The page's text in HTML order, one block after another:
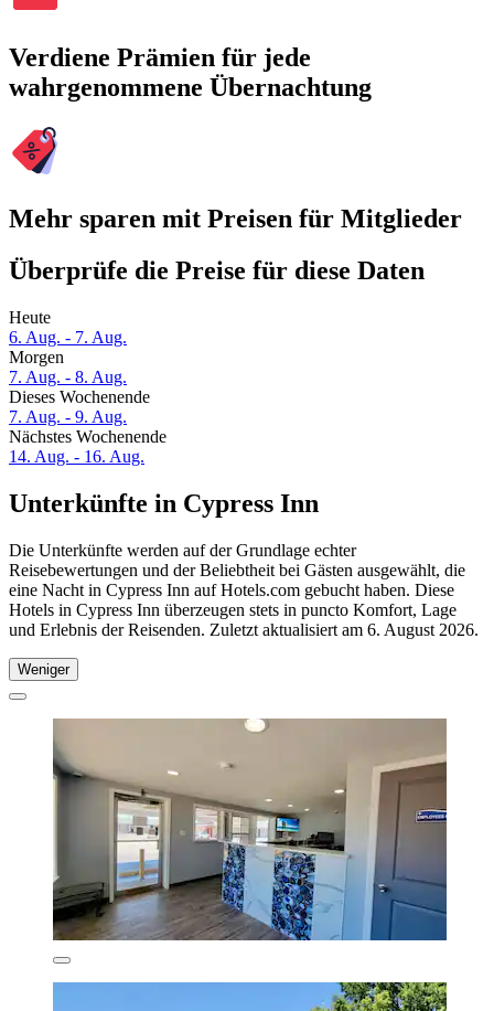
Verdiene Prämien für jede
wahrgenommene Übernachtung
Mehr sparen mit Preisen für Mitglieder
Überprüfe die Preise für diese Daten
Heute
6. Aug. - 7. Aug.
Morgen
7. Aug. - 8. Aug.
Dieses Wochenende
7. Aug. - 9. Aug.
Nächstes Wochenende
14. Aug. - 16. Aug.
Unterkünfte in Cypress Inn
Die Unterkünfte werden auf der Grundlage echter
Reisebewertungen und der Beliebtheit bei Gästen ausgewählt, die
eine Nacht in Cypress Inn auf Hotels.com gebucht haben. Diese
Hotels in Cypress Inn überzeugen stets in puncto Komfort, Lage
und Erlebnis der Reisenden. Zuletzt aktualisiert am 6. August 2026.
Weniger